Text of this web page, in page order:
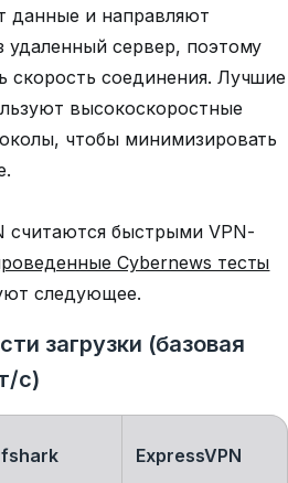
и направляют
удаленный сервер, поэтому
скорость соединения. Лучшие
высокоскоростные
чтобы минимизировать
считаются быстрыми VPN-
Cybernews тесты
следующее.
загрузки (базовая
с)
ExpressVPN